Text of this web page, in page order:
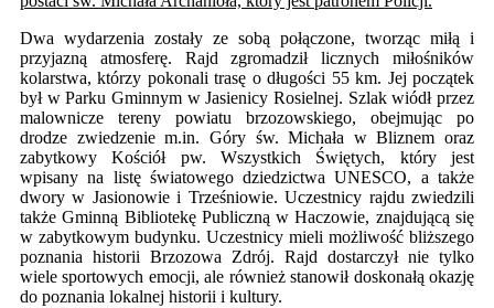
Dwa wydarzenia zostały ze sobą połączone, tworząc miłą i
przyjazną atmosferę. Rajd zgromadził licznych miłośników
kolarstwa, którzy pokonali trasę o długości 55 km. Jej początek
był w Parku Gminnym w Jasienicy Rosielnej. Szlak wiódł przez
malownicze tereny powiatu brzozowskiego, obejmując po
drodze zwiedzenie m.in. Góry św. Michała w Bliznem oraz
zabytkowy Kościół pw. Wszystkich Świętych, który jest
wpisany na listę światowego dziedzictwa UNESCO, a także
dwory w Jasionowie i Trześniowie. Uczestnicy rajdu zwiedzili
także Gminną Bibliotekę Publiczną w Haczowie, znajdującą się
w zabytkowym budynku. Uczestnicy mieli możliwość bliższego
poznania historii Brzozowa Zdrój. Rajd dostarczył nie tylko
wiele sportowych emocji, ale również stanowił doskonałą okazję
do poznania lokalnej historii i kultury.